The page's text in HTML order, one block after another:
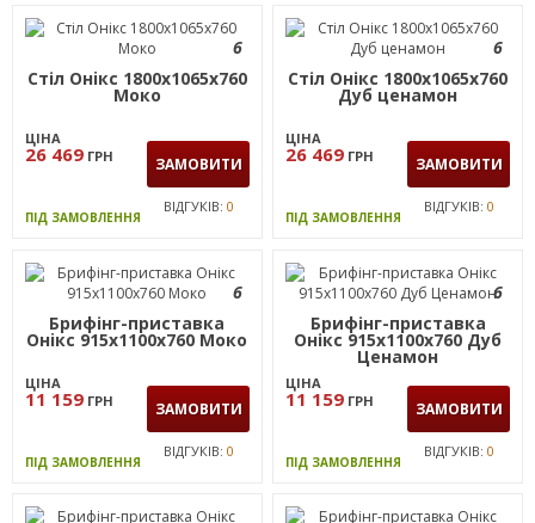
6
Стіл Онiкс 1800х1065х760
Моко
ЦІНА
26 469 ГРН ЗАМОВИТИ
ПІД ЗАМОВЛЕННЯ
ВІДГУКІВ: 0
6
Стіл Онікс 1800х1065х760
Дуб ценамон
ЦІНА
26 469 ГРН ЗАМОВИТИ
ПІД ЗАМОВЛЕННЯ
ВІДГУКІВ: 0
6
Брифінг-приставка
Онiкс 915х1100х760 Моко
ЦІНА
11 159 ГРН ЗАМОВИТИ
ПІД ЗАМОВЛЕННЯ
ВІДГУКІВ: 0
6
Брифінг-приставка
Онікс 915х1100х760 Дуб
Ценамон
ЦІНА
11 159 ГРН ЗАМОВИТИ
ПІД ЗАМОВЛЕННЯ
ВІДГУКІВ: 0